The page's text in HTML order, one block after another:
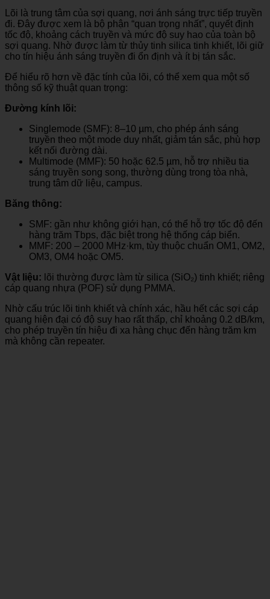
Lõi là trung tâm của sợi quang, nơi ánh sáng trực tiếp truyền
đi. Đây được xem là bộ phận “quan trọng nhất”, quyết định
tốc độ, khoảng cách truyền và mức độ suy hao của toàn bộ
sợi quang. Nhờ được làm từ thủy tinh silica tinh khiết, lõi giữ
cho tín hiệu ánh sáng truyền đi ổn định và ít bị tán sắc.
Để hiểu rõ hơn về đặc tính của lõi, có thể xem qua một số
thông số kỹ thuật quan trọng:
Đường kính lõi:
Singlemode (SMF): 8–10 µm, cho phép ánh sáng
truyền theo một mode duy nhất, giảm tán sắc, phù hợp
kết nối đường dài.
Multimode (MMF): 50 hoặc 62.5 µm, hỗ trợ nhiều tia
sáng truyền song song, thường dùng trong tòa nhà,
trung tâm dữ liệu, campus.
Băng thông:
SMF: gần như không giới hạn, có thể hỗ trợ tốc độ đến
hàng trăm Tbps, đặc biệt trong hệ thống cáp biển.
MMF: 200 – 2000 MHz·km, tùy thuộc chuẩn OM1, OM2,
OM3, OM4 hoặc OM5.
Vật liệu: lõi thường được làm từ silica (SiO₂) tinh khiết; riêng
cáp quang nhựa (POF) sử dụng PMMA.
Nhờ cấu trúc lõi tinh khiết và chính xác, hầu hết các sợi cáp
quang hiện đại có độ suy hao rất thấp, chỉ khoảng 0.2 dB/km,
cho phép truyền tín hiệu đi xa hàng chục đến hàng trăm km
mà không cần repeater.